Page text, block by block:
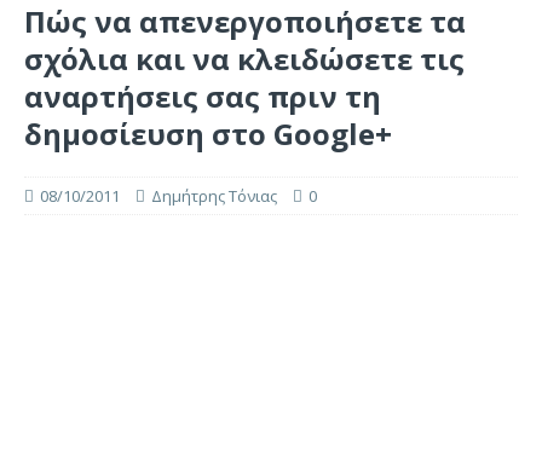
Πώς να απενεργοποιήσετε τα
σχόλια και να κλειδώσετε τις
αναρτήσεις σας πριν τη
δημοσίευση στο Google+
08/10/2011 Δημήτρης Τόνιας 0